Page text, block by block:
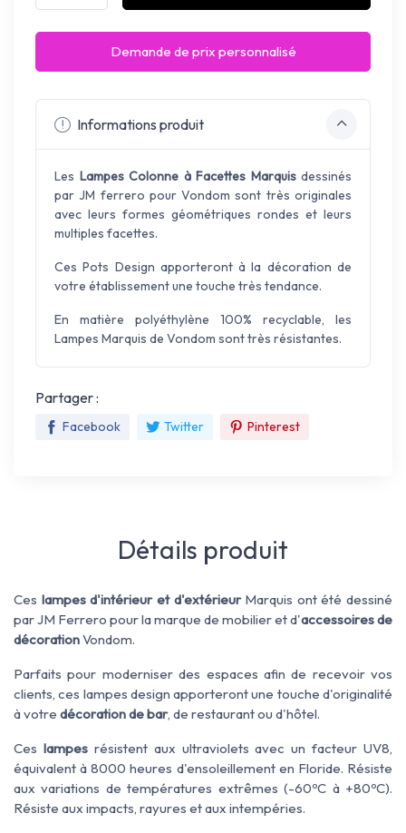
Demande de prix personnalisé
Informations produit
Les Lampes Colonne à Facettes Marquis dessinés
par JM ferrero pour Vondom sont très originales
avec leurs formes géométriques rondes et leurs
multiples facettes.
Ces Pots Design apporteront à la décoration de
votre établissement une touche très tendance.
En matière polyéthylène 100% recyclable, les
Lampes Marquis de Vondom sont très résistantes.
Partager :
Facebook Twitter Pinterest
Détails produit
Ces lampes d'intérieur et d'extérieurMarquis ont été dessiné
par JM Ferrero pour la marque de mobilier et d'accessoires de
décorationVondom.
Parfaits pour moderniser des espaces afin de recevoir vos
clients, ces lampes design apporteront une touche d'originalité
à votre décoration de bar, de restaurant ou d'hôtel.
Ces lampesrésistent aux ultraviolets avec un facteur UV8,
équivalent à 8000 heures d'ensoleillement en Floride. Résiste
aux variations de températures extrêmes (-60ºC à +80ºC).
Résiste aux impacts, rayures et aux intempéries.